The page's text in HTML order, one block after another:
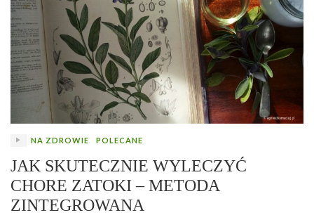
NA ZDROWIE POLECANE
JAK SKUTECZNIE WYLECZYĆ
CHORE ZATOKI – METODA
ZINTEGROWANA